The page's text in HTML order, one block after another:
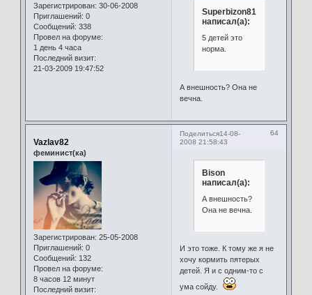
Зарегистрирован: 30-06-2008
Приглашений: 0
Сообщений: 338
Провел на форуме:
1 день 4 часа
Последний визит:
21-03-2009 19:47:52
Superbizon81
написал(а):
5 детей это
норма.
А внешность? Она не
вечна.
Поделиться 64
14-08-
2008 21:58:43
Vazlav82
феминист(ка)
Зарегистрирован: 25-05-2008
Приглашений: 0
Сообщений: 132
Провел на форуме:
8 часов 12 минут
Последний визит:
Bison
написал(а):
А внешность?
Она не вечна.
И это тоже. К тому же я не
хочу кормить пятерых
детей. Я и с одним-то с
ума сойду.